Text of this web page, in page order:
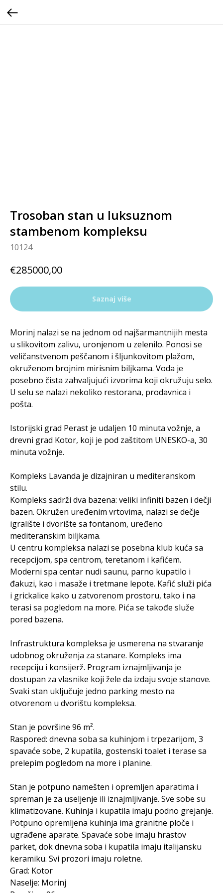
Trosoban stan u luksuznom
stambenom kompleksu
10124
€285000,00
Saznaj više
Morinj nalazi se na jednom od najšarmantnijih mesta
u slikovitom zalivu, uronjenom u zelenilo. Ponosi se
veličanstvenom peščanom i šljunkovitom plažom,
okruženom brojnim mirisnim biljkama. Voda je
posebno čista zahvaljujući izvorima koji okružuju selo.
U selu se nalazi nekoliko restorana, prodavnica i
pošta.
Istorijski grad Perast je udaljen 10 minuta vožnje, a
drevni grad Kotor, koji je pod zaštitom UNESKO-a, 30
minuta vožnje.
Kompleks Lavanda je dizajniran u mediteranskom
stilu.
Kompleks sadrži dva bazena: veliki infiniti bazen i dečji
bazen. Okružen uređenim vrtovima, nalazi se dečje
igralište i dvorište sa fontanom, uređeno
mediteranskim biljkama.
U centru kompleksa nalazi se posebna klub kuća sa
recepcijom, spa centrom, teretanom i kafićem.
Moderni spa centar nudi saunu, parno kupatilo i
đakuzi, kao i masaže i tretmane lepote. Kafić služi pića
i grickalice kako u zatvorenom prostoru, tako i na
terasi sa pogledom na more. Pića se takođe služe
pored bazena.
Infrastruktura kompleksa je usmerena na stvaranje
udobnog okruženja za stanare. Kompleks ima
recepciju i konsijerž. Program iznajmljivanja je
dostupan za vlasnike koji žele da izdaju svoje stanove.
Svaki stan uključuje jedno parking mesto na
otvorenom u dvorištu kompleksa.
Stan je površine 96 m².
Raspored: dnevna soba sa kuhinjom i trpezarijom, 3
spavaće sobe, 2 kupatila, gostenski toalet i terase sa
prelepim pogledom na more i planine.
Stan je potpuno namešten i opremljen aparatima i
spreman je za useljenje ili iznajmljivanje. Sve sobe su
klimatizovane. Kuhinja i kupatila imaju podno grejanje.
Potpuno opremljena kuhinja ima granitne ploče i
ugrađene aparate. Spavaće sobe imaju hrastov
parket, dok dnevna soba i kupatila imaju italijansku
keramiku. Svi prozori imaju roletne.
Grad: Kotor
Naselje: Morinj